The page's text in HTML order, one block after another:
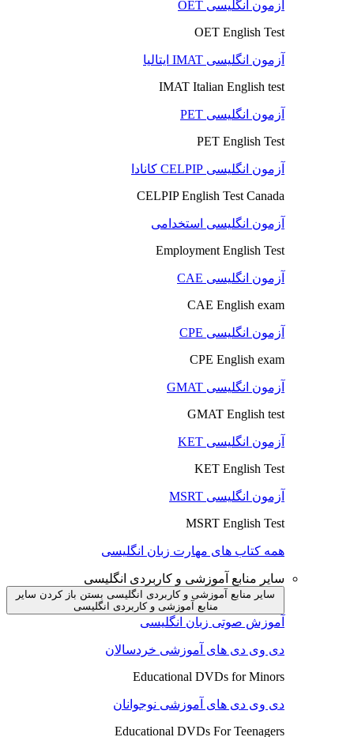
آزمون انگلیسی OET
OET English Test
آزمون انگلیسی IMAT ایتالیا
IMAT Italian English test
آزمون انگلیسی PET
PET English Test
آزمون انگلیسی CELPIP کانادا
CELPIP English Test Canada
آزمون انگلیسی استخدامی
Employment English Test
آزمون انگلیسی CAE
CAE English exam
آزمون انگلیسی CPE
CPE English exam
آزمون انگلیسی GMAT
GMAT English test
آزمون انگلیسی KET
KET English Test
آزمون انگلیسی MSRT
MSRT English Test
همه کتاب های مهارت زبان انگلیسی
سایر منابع آموزشی و کاربردی انگلیسی
سایر منابع آموزشی و کاربردی انگلیسی بستن باز کردن سایر
منابع آموزشی و کاربردی انگلیسی
آموزش صوتی زبان انگلیسی
دی وی دی های آموزشی خردسالان
Educational DVDs for Minors
دی وی دی های آموزشی نوجوانان
Educational DVDs For Teenagers